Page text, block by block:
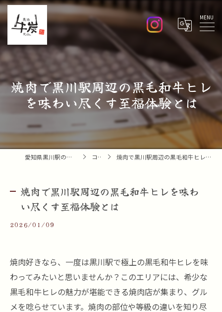
Menu
焼肉で黒川駅周辺の黒毛和牛ヒレ
を味わい尽くす至福体験とは
愛知県黒川駅の焼肉なら焼肉 牛炭 コラム 焼肉で黒川駅周辺の黒毛和牛ヒレを味わい尽くす至福体験とは
焼肉で黒川駅周辺の黒毛和牛ヒレを味わ
い尽くす至福体験とは
2026/01/09
焼肉好きなら、一度は黒川駅で極上の黒毛和牛ヒレを味
わってみたいと思いませんか？このエリアには、希少な
黒毛和牛ヒレの魅力が堪能できる焼肉店が集まり、グル
メを唸らせています。焼肉の部位や等級の違いを知り尽